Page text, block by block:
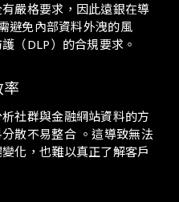
嚴格要求，因此遠銀在導
避免內部資料外洩的風
（DLP）的合規要求。
社群與金融網站資料的方
散不易整合 。這導致無法
化，也難以真正了解客戶